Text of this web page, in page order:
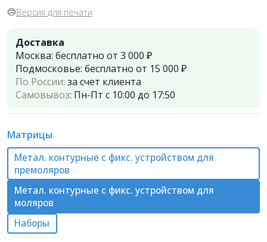
Версия для печати
Доставка
Москва: бесплатно от 3 000 ₽
Подмосковье: бесплатно от 15 000 ₽
По России: за счет клиента
Самовывоз: Пн-Пт с 10:00 до 17:50
Матрицы
Метал. контурные с фикс. устройством для
премоляров
Метал. контурные с фикс. устройством для
моляров
Наборы